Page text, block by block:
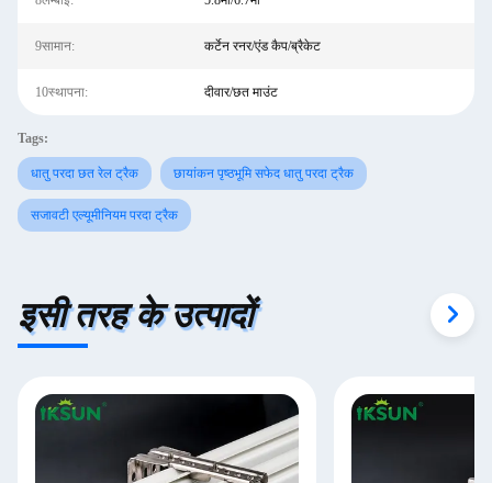
9सामान: कर्टेन रनर/एंड कैप/ब्रैकेट
10स्थापना: दीवार/छत माउंट
Tags:
धातु परदा छत रेल ट्रैक छायांकन पृष्ठभूमि सफेद धातु परदा ट्रैक
सजावटी एल्यूमीनियम परदा ट्रैक
इसी तरह के उत्पादों